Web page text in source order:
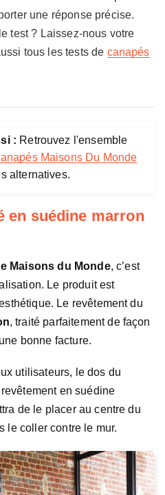
une réponse précise.
test ? Laissez-nous votre
tous les tests de canapés
: Retrouvez l'ensemble
Maisons Du Monde
alternatives.
en suédine marron
Maisons du Monde, c’est
Le produit est
Le revêtement du
, traité parfaitement de façon
bonne facture.
utilisateurs, le dos du
en suédine
de le placer au centre du
le coller contre le mur.